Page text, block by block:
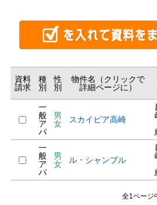
資料
請求
種
別
性
別
物件名（クリックで
詳細ページに）
一
般
ア
パ
男
女
スカイピア高崎
一
般
ア
パ
男
女
ル・シャンブル
全1ページ